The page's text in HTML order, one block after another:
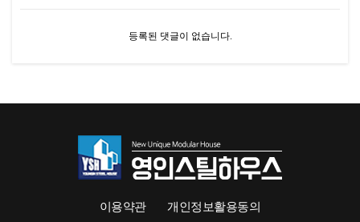
불
등록된 댓글이 없습니다.
이용약관 개인정보활용동의